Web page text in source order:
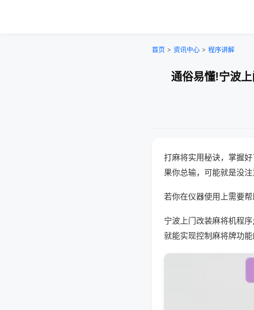
首页 > 资讯中心 > 程序讲解
通俗易懂!宁波
打麻将实用秘诀，掌握
果你总输，可能就是没注
若你在仪器使用上需要
宁波上门改装麻将机程
就能实现控制麻将牌功能